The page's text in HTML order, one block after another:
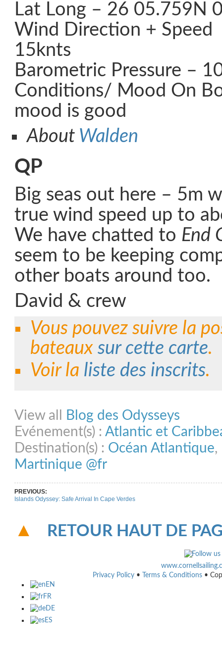
Lat Long – 26 05.759N
Wind Direction +
15knts
Barometric Pressure –
Conditions/ Mood On
mood is good
About Walden
QP
Big seas out here – 5m
true wind speed up to
We have chatted to End
seem to be keeping
other boats around too.
David & crew
Vous pouvez suivre la
bateaux sur cette carte.
Voir la liste des inscrits.
View all
Blog des Odysseys
Evénement(s) : Atlantic et
Destination(s) : Océan Atlantique,
Martinique @fr
PREVIOUS:
Islands Odyssey: Safe Arrival In Cape Verdes
RETOUR HAUT DE
Privacy Policy • Terms & Conditions •
EN
FR
DE
ES